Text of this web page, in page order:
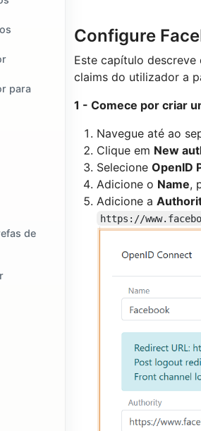
para
de
Configure
Este capítulo
claims do utilizador a
1 - Comece por criar
Navegue até ao
Clique em New
Selecione OpenID
Adicione o Name,
Adicione a
https://